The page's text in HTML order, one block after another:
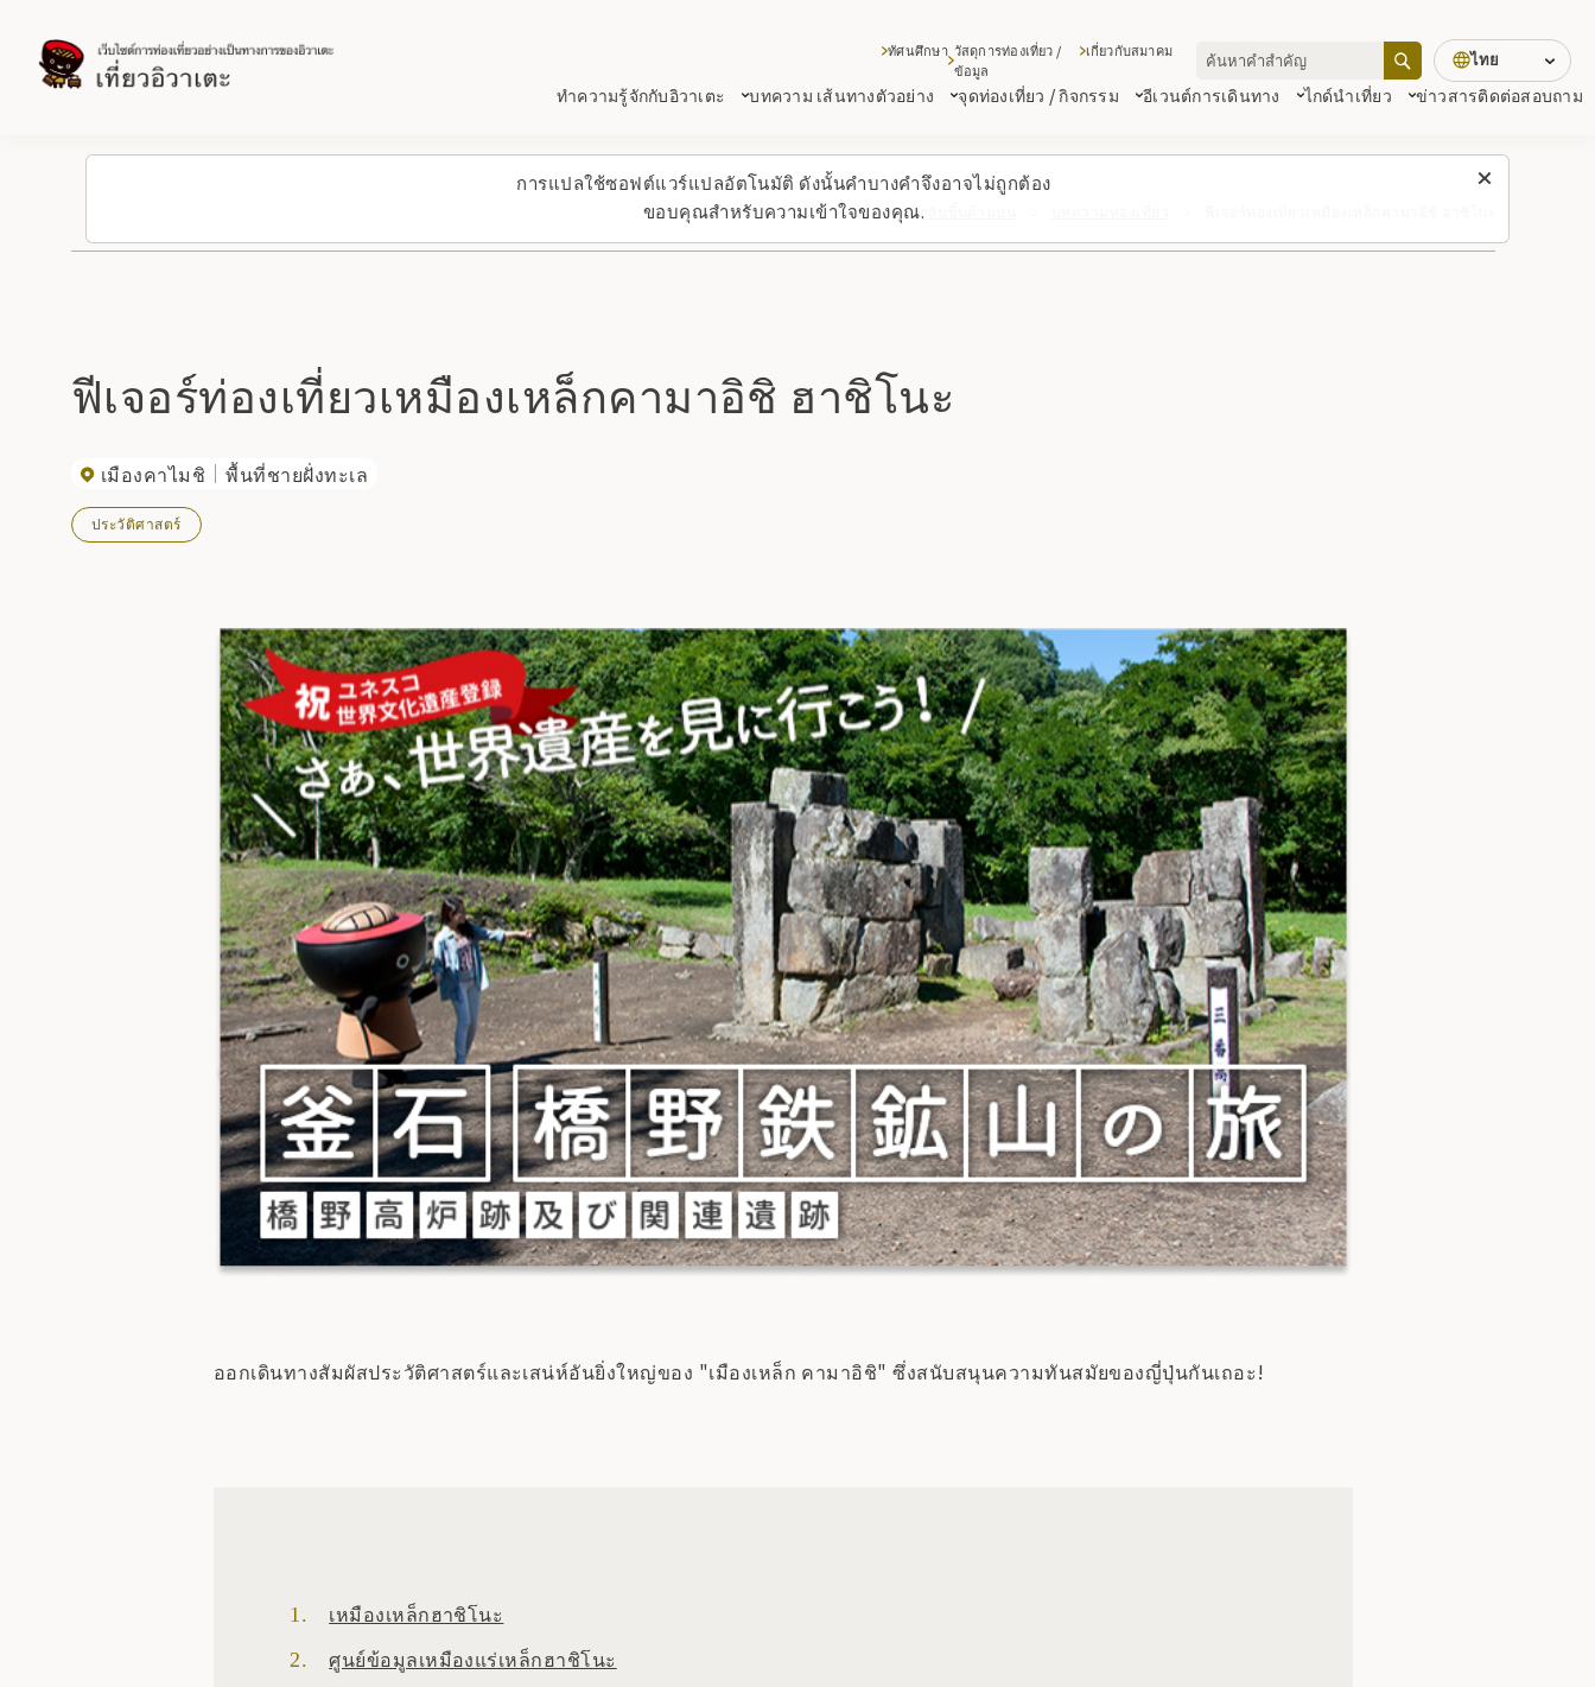
การแปลใช้ซอฟต์แวร์แปลอัตโนมัติ ดังนั้นคำบางคำจึงอาจไม่ถูกต้อง
ขอบคุณสำหรับความเข้าใจของคุณ.
ทำความรู้จักกับอิวาเตะ บทความ เส้นทางตัวอย่าง จุดท่องเที่ยว / กิจกรรม อีเวนต์การเดินทาง ไกด์นำเที่ยว ข่าวสารติดต่อสอบถาม
ทัศนศึกษา วัสดุการท่องเที่ยว /
ข้อมูล
เกี่ยวกับสมาคม ไทย
กลับขึ้นด้านบน
ฟีเจอร์ท่องเที่ยวเหมืองเหล็กคามาอิชิ ฮาชิโนะ
เมืองคาไมชิ พื้นที่ชายฝั่งทะเล
ประวัติศาสตร์
ออกเดินทางสัมผัสประวัติศาสตร์และเสน่ห์อันยิ่งใหญ่ของ "เมืองเหล็ก คามาอิชิ" ซึ่งสนับสนุนความทันสมัยของญี่ปุ่นกันเถอะ!
เหมืองเหล็กฮาชิโนะ
ศูนย์ข้อมูลเหมืองแร่เหล็กฮาชิโนะ